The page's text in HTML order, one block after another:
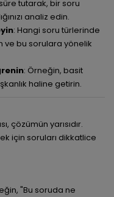
tutarak, bir soru
analiz edin.
: Hangi soru türlerinde
ve bu sorulara yönelik
: Örneğin, basit
haline getirin.
çözümün yarısıdır.
için soruları dikkatlice
"Bu soruda ne